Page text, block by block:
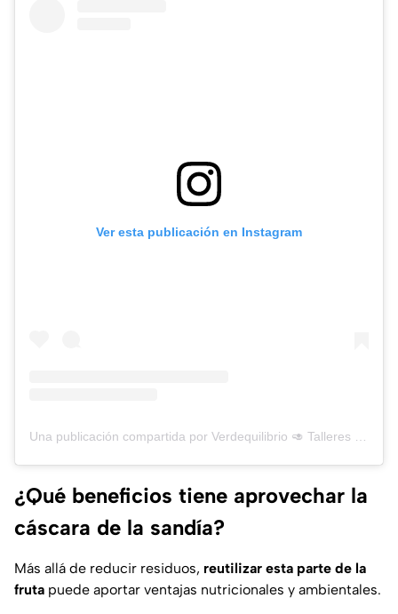
Ver esta publicación en Instagram
¿Qué beneficios tiene aprovechar la
cáscara de la sandía?
Más allá de reducir residuos, reutilizar esta parte de la
fruta puede aportar ventajas nutricionales y ambientales.